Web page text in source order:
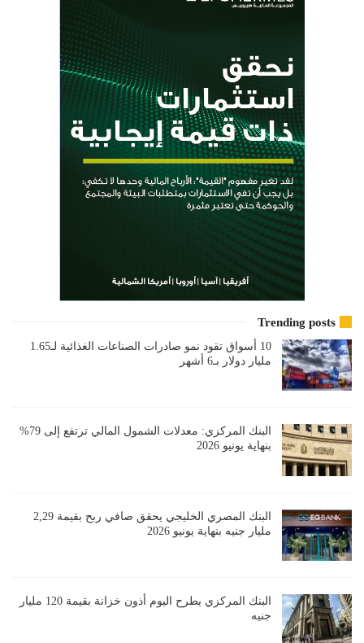
Trending posts
10 أسواق تقود نمو صادرات الصناعات الغذائية لـ1.65
مليار دولار بـ6 أشهر
البنك المركزي: معدلات الشمول المالي ترتفع إلى 79%
بنهاية يونيو 2026
البنك المصري الخليجي يحقق صافي ربح بقيمة 2,29
مليار جنيه بنهاية يونيو 2026
البنك المركزي يطرح اليوم أذون خزانة بقيمة 120 مليار
جنيه